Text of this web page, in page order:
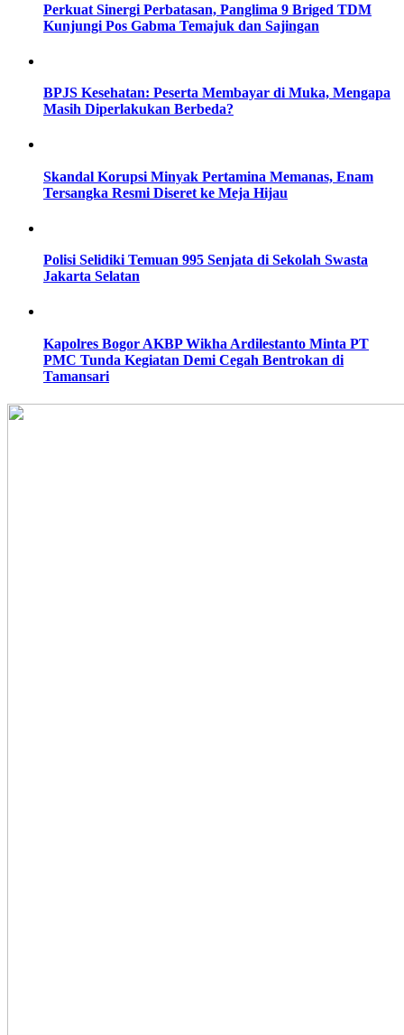
Perkuat Sinergi Perbatasan, Panglima 9 Briged TDM
Kunjungi Pos Gabma Temajuk dan Sajingan
BPJS Kesehatan: Peserta Membayar di Muka, Mengapa
Masih Diperlakukan Berbeda?
Skandal Korupsi Minyak Pertamina Memanas, Enam
Tersangka Resmi Diseret ke Meja Hijau
Polisi Selidiki Temuan 995 Senjata di Sekolah Swasta
Jakarta Selatan
Kapolres Bogor AKBP Wikha Ardilestanto Minta PT
PMC Tunda Kegiatan Demi Cegah Bentrokan di
Tamansari